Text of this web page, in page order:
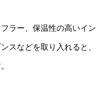
ラー、保温性の高いイン
スなどを取り入れると、